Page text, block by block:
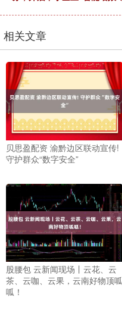
相关文章
贝思盈配资 渝黔边区联动宣传!
守护群众“数字安全”
股腰包 云新闻现场丨云花、云
茶、云咖、云果，云南好物顶呱
呱！